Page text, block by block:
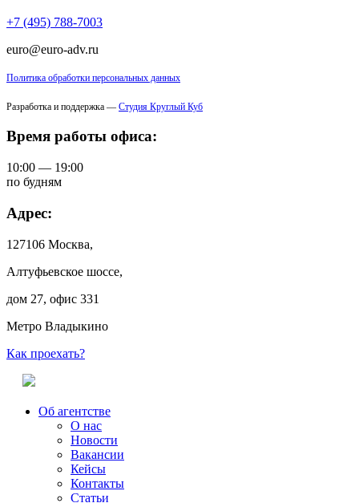
+7 (495) 788-7003
euro@euro-adv.ru
Политика обработки персональных данных
Разработка и поддержка — Студия Круглый Куб
Время работы офиса:
10:00 — 19:00
по будням
Адрес:
127106 Москва,
Алтуфьевское шоссе,
дом 27, офис 331
Метро Владыкино
Как проехать?
Об агентстве
О нас
Новости
Вакансии
Кейсы
Контакты
Статьи